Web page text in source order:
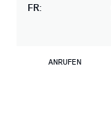
FR:
ANRUFEN